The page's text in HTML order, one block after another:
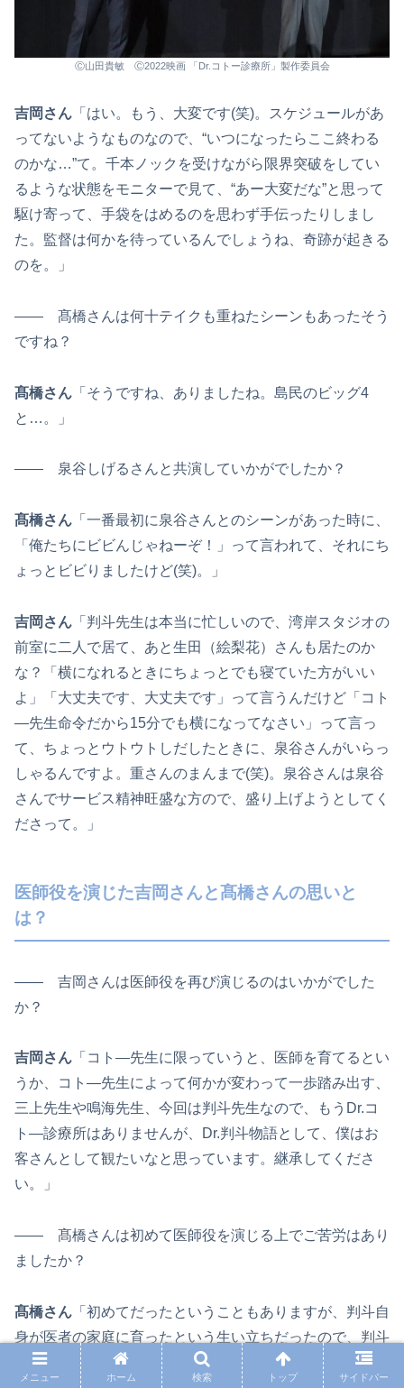
Ⓒ山田貴敏 Ⓒ2022映画 「Dr.コトー診療所」製作委員会
吉岡さん 「はい。もう、大変です(笑)。スケジュールがあ
ってないようなものなので、“いつになったらここ終わる
のかな…”て。千本ノックを受けながら限界突破をしてい
るような状態をモニターで見て、“あー大変だな”と思って
駆け寄って、手袋をはめるのを思わず手伝ったりしまし
た。監督は何かを待っているんでしょうね、奇跡が起きる
のを。」
―― 髙橋さんは何十テイクも重ねたシーンもあったそう
ですね？
髙橋さん 「そうですね、ありましたね。島民のビッグ4
と…。」
―― 泉谷しげるさんと共演していかがでしたか？
髙橋さん 「一番最初に泉谷さんとのシーンがあった時に、
「俺たちにビビんじゃねーぞ！」って言われて、それにち
ょっとビビりましたけど(笑)。」
吉岡さん 「判斗先生は本当に忙しいので、湾岸スタジオの
前室に二人で居て、あと生田（絵梨花）さんも居たのか
な？「横になれるときにちょっとでも寝ていた方がいい
よ」「大丈夫です、大丈夫です」って言うんだけど「コト
―先生命令だから15分でも横になってなさい」って言っ
て、ちょっとウトウトしだしたときに、泉谷さんがいらっ
しゃるんですよ。重さんのまんまで(笑)。泉谷さんは泉谷
さんでサービス精神旺盛な方ので、盛り上げようとしてく
ださって。」
医師役を演じた吉岡さんと髙橋さんの思いと
は？
―― 吉岡さんは医師役を再び演じるのはいかがでした
か？
吉岡さん 「コト―先生に限っていうと、医師を育てるとい
うか、コト―先生によって何かが変わって一歩踏み出す、
三上先生や鳴海先生、今回は判斗先生なので、もうDr.コ
ト―診療所はありませんが、Dr.判斗物語として、僕はお
客さんとして観たいなと思っています。継承してくださ
い。」
―― 髙橋さんは初めて医師役を演じる上でご苦労はあり
ましたか？
髙橋さん 「初めてだったということもありますが、判斗自
身が医者の家庭に育ったという生い立ちだったので、判斗
の人生を考えて、志木那島に暮らしている皆さんと同じよ
メニュー ホーム 検索 トップ サイドバー